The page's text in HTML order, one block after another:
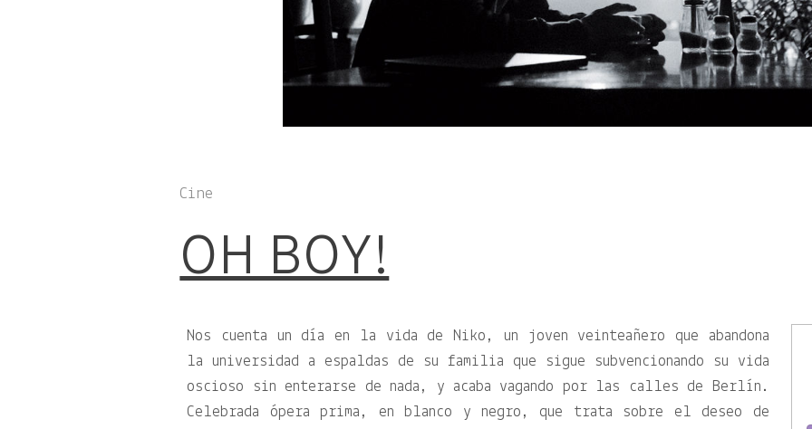
Cine
OH BOY!
Nos cuenta un día en la vida de Niko, un joven veinteañero que abandona
la universidad a espaldas de su familia que sigue subvencionando su vida
oscioso sin enterarse de nada, y acaba vagando por las calles de Berlín.
Celebrada ópera prima, en blanco y negro, que trata sobre el deseo de